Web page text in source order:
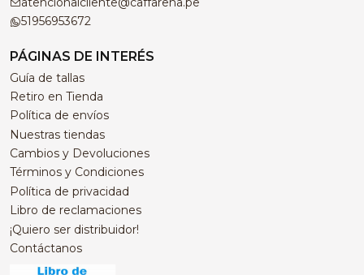
51956953672
PÁGINAS DE INTERÉS
Guía de tallas
Retiro en Tienda
Política de envíos
Nuestras tiendas
Cambios y Devoluciones
Términos y Condiciones
Política de privacidad
Libro de reclamaciones
¡Quiero ser distribuidor!
Contáctanos